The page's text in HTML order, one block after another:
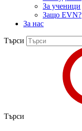
За ученици
Защо EVN?
За нас
Търси
Търси